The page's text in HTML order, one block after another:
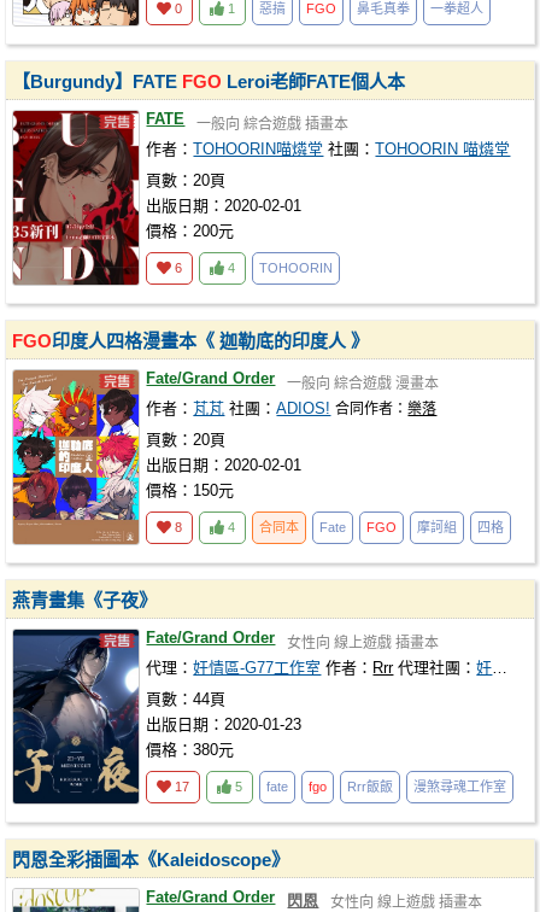
0 1 惡搞 FGO 鼻毛真拳 一拳超人
【Burgundy】FATE FGO Leroi老師FATE個人本
FATE 一般向 綜合遊戲 插畫本
作者：TOHOORIN喵燐堂 社團：TOHOORIN 喵燐堂
頁數：20頁
出版日期：2020-02-01
價格：200元
6 4 TOHOORIN
FGO印度人四格漫畫本《 迦勒底的印度人 》
Fate/Grand Order 一般向 綜合遊戲 漫畫本
作者：芃芃 社團：ADIOS! 合同作者：樂落
頁數：20頁
出版日期：2020-02-01
價格：150元
8 4 合同本 Fate FGO 摩訶組 四格
燕青畫集《子夜》
Fate/Grand Order 女性向 線上遊戲 插畫本
代理：奸情區-G77工作室 作者： Rrr 代理社團：奸情區-G77工作室
頁數：44頁
出版日期：2020-01-23
價格：380元
17 5 fate fgo Rrr飯飯 漫煞尋魂工作室
閃恩全彩插圖本《Kaleidoscope》
Fate/Grand Order 閃恩 女性向 線上遊戲 插畫本